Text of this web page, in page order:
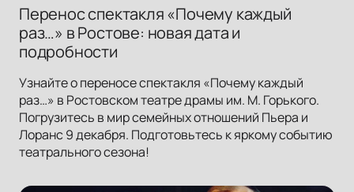
Перенос спектакля «Почему каждый
раз…» в Ростове: новая дата и
подробности
Узнайте о переносе спектакля «Почему каждый
раз…» в Ростовском театре драмы им. М. Горького.
Погрузитесь в мир семейных отношений Пьера и
Лоранс 9 декабря. Подготовьтесь к яркому событию
театрального сезона!